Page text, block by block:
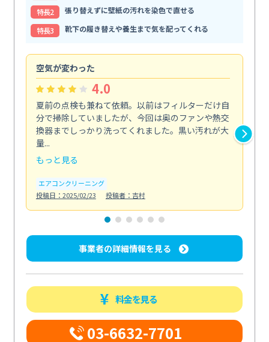
特⻑2
張り替えずに壁紙の汚れを染色で直せる
特⻑3
靴下の履き替えや養生まで気を配ってくれる
空気が変わった
4.0
夏前の点検も兼ねて依頼。以前はフィルターだけ自
分で掃除していましたが、今回は奥のファンや熱交
換器までしっかり洗ってくれました。黒い汚れが大
量...
もっと見る
エアコンクリーニング
投稿日：2025/02/23
投稿者：吉村
事業者の詳細情報を見る
料金を見る
03-6632-7701